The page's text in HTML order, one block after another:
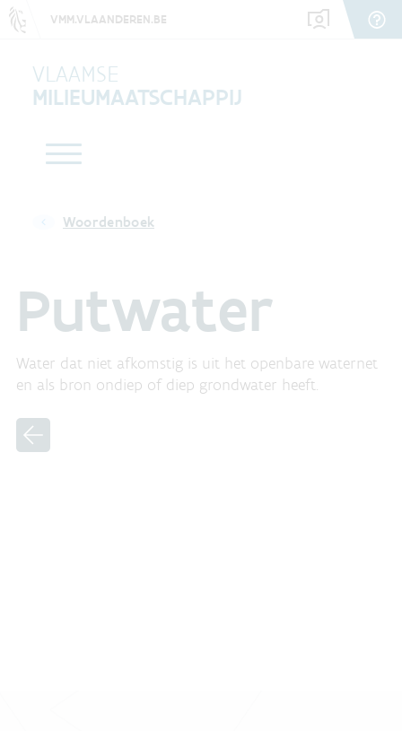
VMM.VLAANDEREN.BE
VLAAMSE
MILIEUMAATSCHAPPIJ
Woordenboek
Putwater
Water dat niet afkomstig is uit het openbare waternet
en als bron ondiep of diep grondwater heeft.